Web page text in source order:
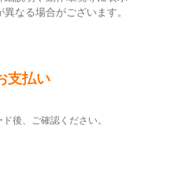
なる場合がございます。
支払い
後、ご確認ください。